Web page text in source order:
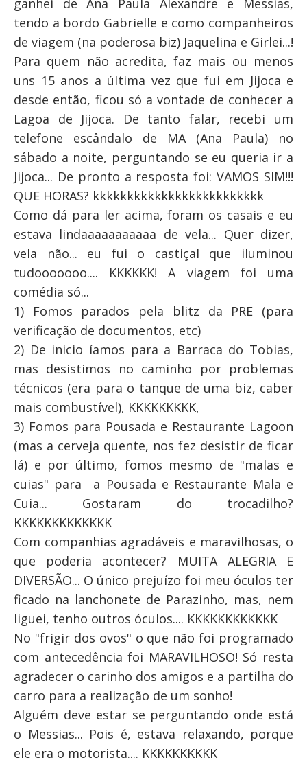
ganhei de Ana Paula Alexandre e Messias,
tendo a bordo Gabrielle e como companheiros
de viagem (na poderosa biz) Jaquelina e Girlei...!
Para quem não acredita, faz mais ou menos
uns 15 anos a última vez que fui em Jijoca e
desde então, ficou só a vontade de conhecer a
Lagoa de Jijoca. De tanto falar, recebi um
telefone escândalo de MA (Ana Paula) no
sábado a noite, perguntando se eu queria ir a
Jijoca... De pronto a resposta foi: VAMOS SIM!!!
QUE HORAS? kkkkkkkkkkkkkkkkkkkkkkkkk
Como dá para ler acima, foram os casais e eu
estava lindaaaaaaaaaaa de vela... Quer dizer,
vela não... eu fui o castiçal que iluminou
tudooooooo.... KKKKKK! A viagem foi uma
comédia só...
1) Fomos parados pela blitz da PRE (para
verificação de documentos, etc)
2) De inicio íamos para a Barraca do Tobias,
mas desistimos no caminho por problemas
técnicos (era para o tanque de uma biz, caber
mais combustível), KKKKKKKKK,
3) Fomos para Pousada e Restaurante Lagoon
(mas a cerveja quente, nos fez desistir de ficar
lá) e por último, fomos mesmo de "malas e
cuias" para a Pousada e Restaurante Mala e
Cuia... Gostaram do trocadilho?
KKKKKKKKKKKKK
Com companhias agradáveis e maravilhosas, o
que poderia acontecer? MUITA ALEGRIA E
DIVERSÃO... O único prejuízo foi meu óculos ter
ficado na lanchonete de Parazinho, mas, nem
liguei, tenho outros óculos.... KKKKKKKKKKKK
No "frigir dos ovos" o que não foi programado
com antecedência foi MARAVILHOSO! Só resta
agradecer o carinho dos amigos e a partilha do
carro para a realização de um sonho!
Alguém deve estar se perguntando onde está
o Messias... Pois é, estava relaxando, porque
ele era o motorista.... KKKKKKKKKK